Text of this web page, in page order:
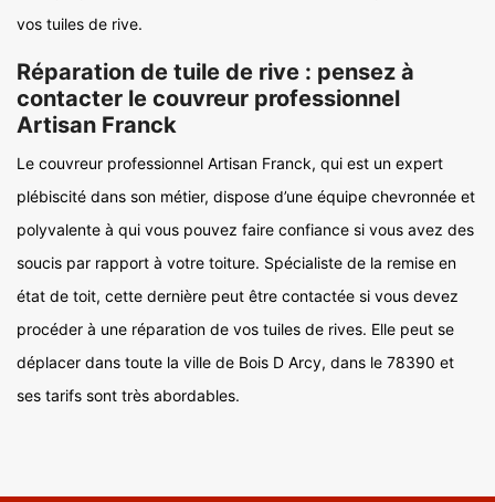
vos tuiles de rive.
Réparation de tuile de rive : pensez à
contacter le couvreur professionnel
Artisan Franck
Le couvreur professionnel Artisan Franck, qui est un expert
plébiscité dans son métier, dispose d’une équipe chevronnée et
polyvalente à qui vous pouvez faire confiance si vous avez des
soucis par rapport à votre toiture. Spécialiste de la remise en
état de toit, cette dernière peut être contactée si vous devez
procéder à une réparation de vos tuiles de rives. Elle peut se
déplacer dans toute la ville de Bois D Arcy, dans le 78390 et
ses tarifs sont très abordables.